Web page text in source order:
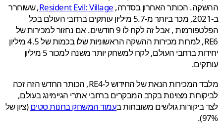
הכותר האחרון בסדרה,Resident Evil: Village, ששוחרר
ב-2021, מכר ביותר מ-5.7 מיליון עותקים ברחבי העולם בכל
הפלטפורמות , אבל זה לקח לו 9 חודשים. אם נחזור למכירות של
RE6, למרות מכירות ההשקה הראשוניות שלו בכמות של 4.5 מיליון
יחידות ברחבי העולם, לקח למשחק יותר משנה למכור 5 מיליון
מלבד המכירות הנאת של החידוש ל-RE4, הכותר החדש הזה זכה
מצוינות בקרב המבקרים ברחבי אתרי הגיימינג בעולם,
גולשים משובחות בעמוד המשחק בחנות סטים(ציון של